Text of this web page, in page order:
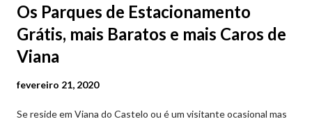
Os Parques de Estacionamento
Grátis, mais Baratos e mais Caros de
Viana
fevereiro 21, 2020
Se reside em Viana do Castelo ou é um visitante ocasional mas